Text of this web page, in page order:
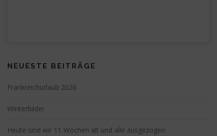
NEUESTE BEITRÄGE
Frankreichurlaub 2026
Winterbilder
Heute sind wir 11 Wochen alt und alle ausgezogen